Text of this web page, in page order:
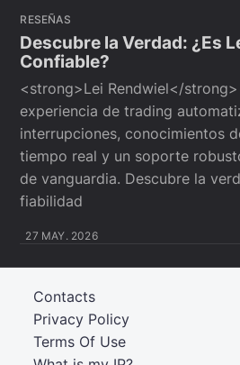
RESEÑAS
Descubre la Verdad: ¿Es
Confiable?
<strong>Lei Rendwiel</
experiencia de trading
interrupciones, conocimientos
tiempo real y un soporte
de vanguardia. Descubre la
fiabilidad
27 MAY. 2026
Terms Of Use
Privacy Policy
Contacts